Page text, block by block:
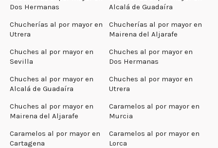
Dos Hermanas
Alcalá de Guadaíra
Chucherías al por mayor en
Utrera
Chucherías al por mayor en
Mairena del Aljarafe
Chuches al por mayor en
Sevilla
Chuches al por mayor en
Dos Hermanas
Chuches al por mayor en
Alcalá de Guadaíra
Chuches al por mayor en
Utrera
Chuches al por mayor en
Mairena del Aljarafe
Caramelos al por mayor en
Murcia
Caramelos al por mayor en
Cartagena
Caramelos al por mayor en
Lorca